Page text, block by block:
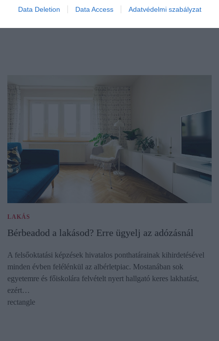
Data Deletion Data Access Adatvédelmi szabályzat
LAKÁS
Bérbeadod a lakásod? Erre ügyelj az adózásnál
A felsőoktatási képzések hivatalos ponthatárainak kihirdetésével
minden évben felélénkül az albérletpiac. Mostanában sok
egyetemre és főiskolára felvételt nyert hallgató keres lakhatást,
ezért…
rectangle